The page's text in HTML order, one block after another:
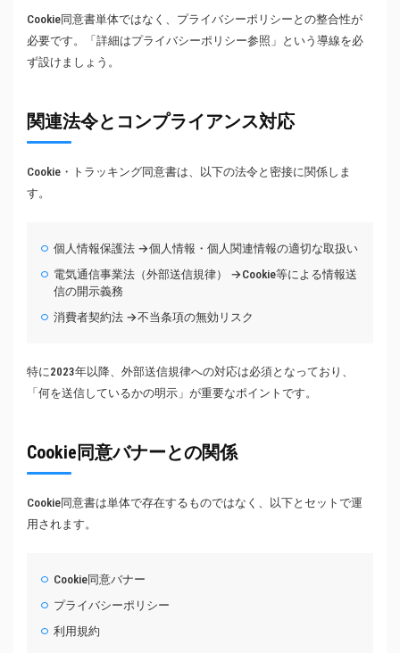
Cookie同意書単体ではなく、プライバシーポリシーとの整合性が
必要です。「詳細はプライバシーポリシー参照」という導線を必
ず設けましょう。
関連法令とコンプライアンス対応
Cookie・トラッキング同意書は、以下の法令と密接に関係しま
す。
個人情報保護法 →個人情報・個人関連情報の適切な取扱い
電気通信事業法（外部送信規律） →Cookie等による情報送
信の開示義務
消費者契約法 →不当条項の無効リスク
特に2023年以降、外部送信規律への対応は必須となっており、
「何を送信しているかの明示」が重要なポイントです。
Cookie同意バナーとの関係
Cookie同意書は単体で存在するものではなく、以下とセットで運
用されます。
Cookie同意バナー
プライバシーポリシー
利用規約